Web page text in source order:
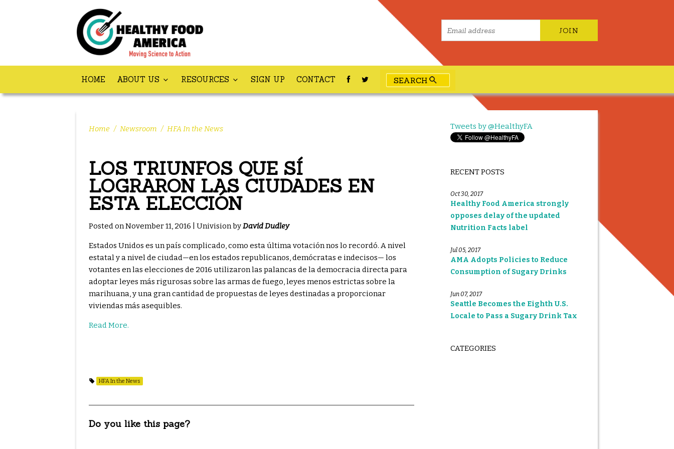
HOME ABOUT US RESOURCES SIGN UP CONTACT
Home / Newsroom / HFA In the News
LOS TRIUNFOS QUE SÍ
LOGRARON LAS CIUDADES EN
ESTA ELECCIÓN
Posted on November 11, 2016 | Univision byDavid Dudley
Estados Unidos es un país complicado, como esta última votación nos lo recordó. A nivel
estatal y a nivel de ciudad—en los estados republicanos, demócratas e indecisos— los
votantes en las elecciones de 2016 utilizaron las palancas de la democracia directa para
adoptar leyes más rigurosas sobre las armas de fuego, leyes menos estrictas sobre la
marihuana, y una gran cantidad de propuestas de leyes destinadas a proporcionar
viviendas más asequibles.
Read More.
HFA In the News
Do you like this page?
Tweets by @HealthyFA
RECENT POSTS
Oct 30, 2017
Healthy Food America strongly
opposes delay of the updated
Nutrition Facts label
Jul 05, 2017
AMA Adopts Policies to Reduce
Consumption of Sugary Drinks
Jun 07, 2017
Seattle Becomes the Eighth U.S.
Locale to Pass a Sugary Drink Tax
CATEGORIES